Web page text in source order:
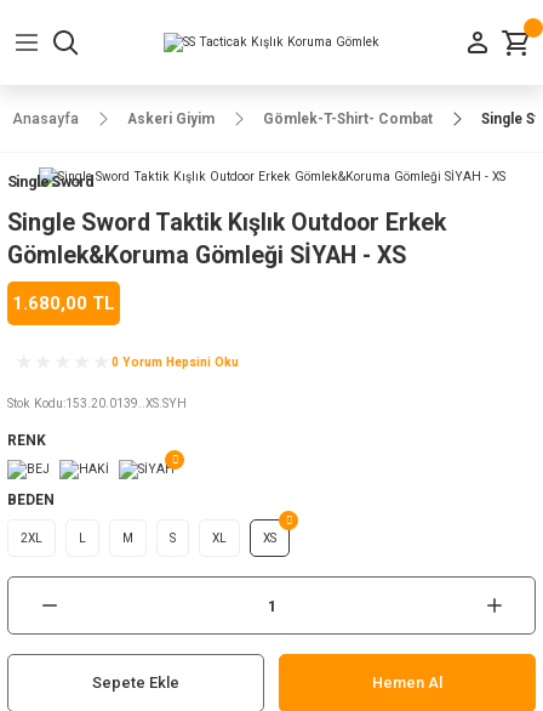
Anasayfa Askeri Giyim Gömlek-T-Shirt- Combat Single
Single Sword
Single Sword Taktik Kışlık Outdoor Erkek
Gömlek&Koruma Gömleği SİYAH - XS
1.680,00 TL
0 Yorum Hepsini Oku
Stok Kodu:153.20.0139..XS.SYH
RENK
BEDEN
2XL L M S XL XS
Sepete Ekle Hemen Al